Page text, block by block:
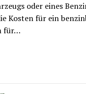
oder eines
Kosten für ein
für…